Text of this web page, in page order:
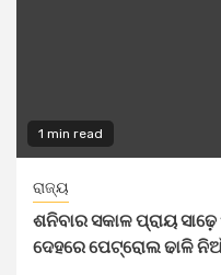
1 min read
ରାଜ୍ୟ
ଶନିବାର ସକାଳ ପ୍ରାୟ
ଦେହରେ ପେଟ୍ରୋଲ ଢାଳି